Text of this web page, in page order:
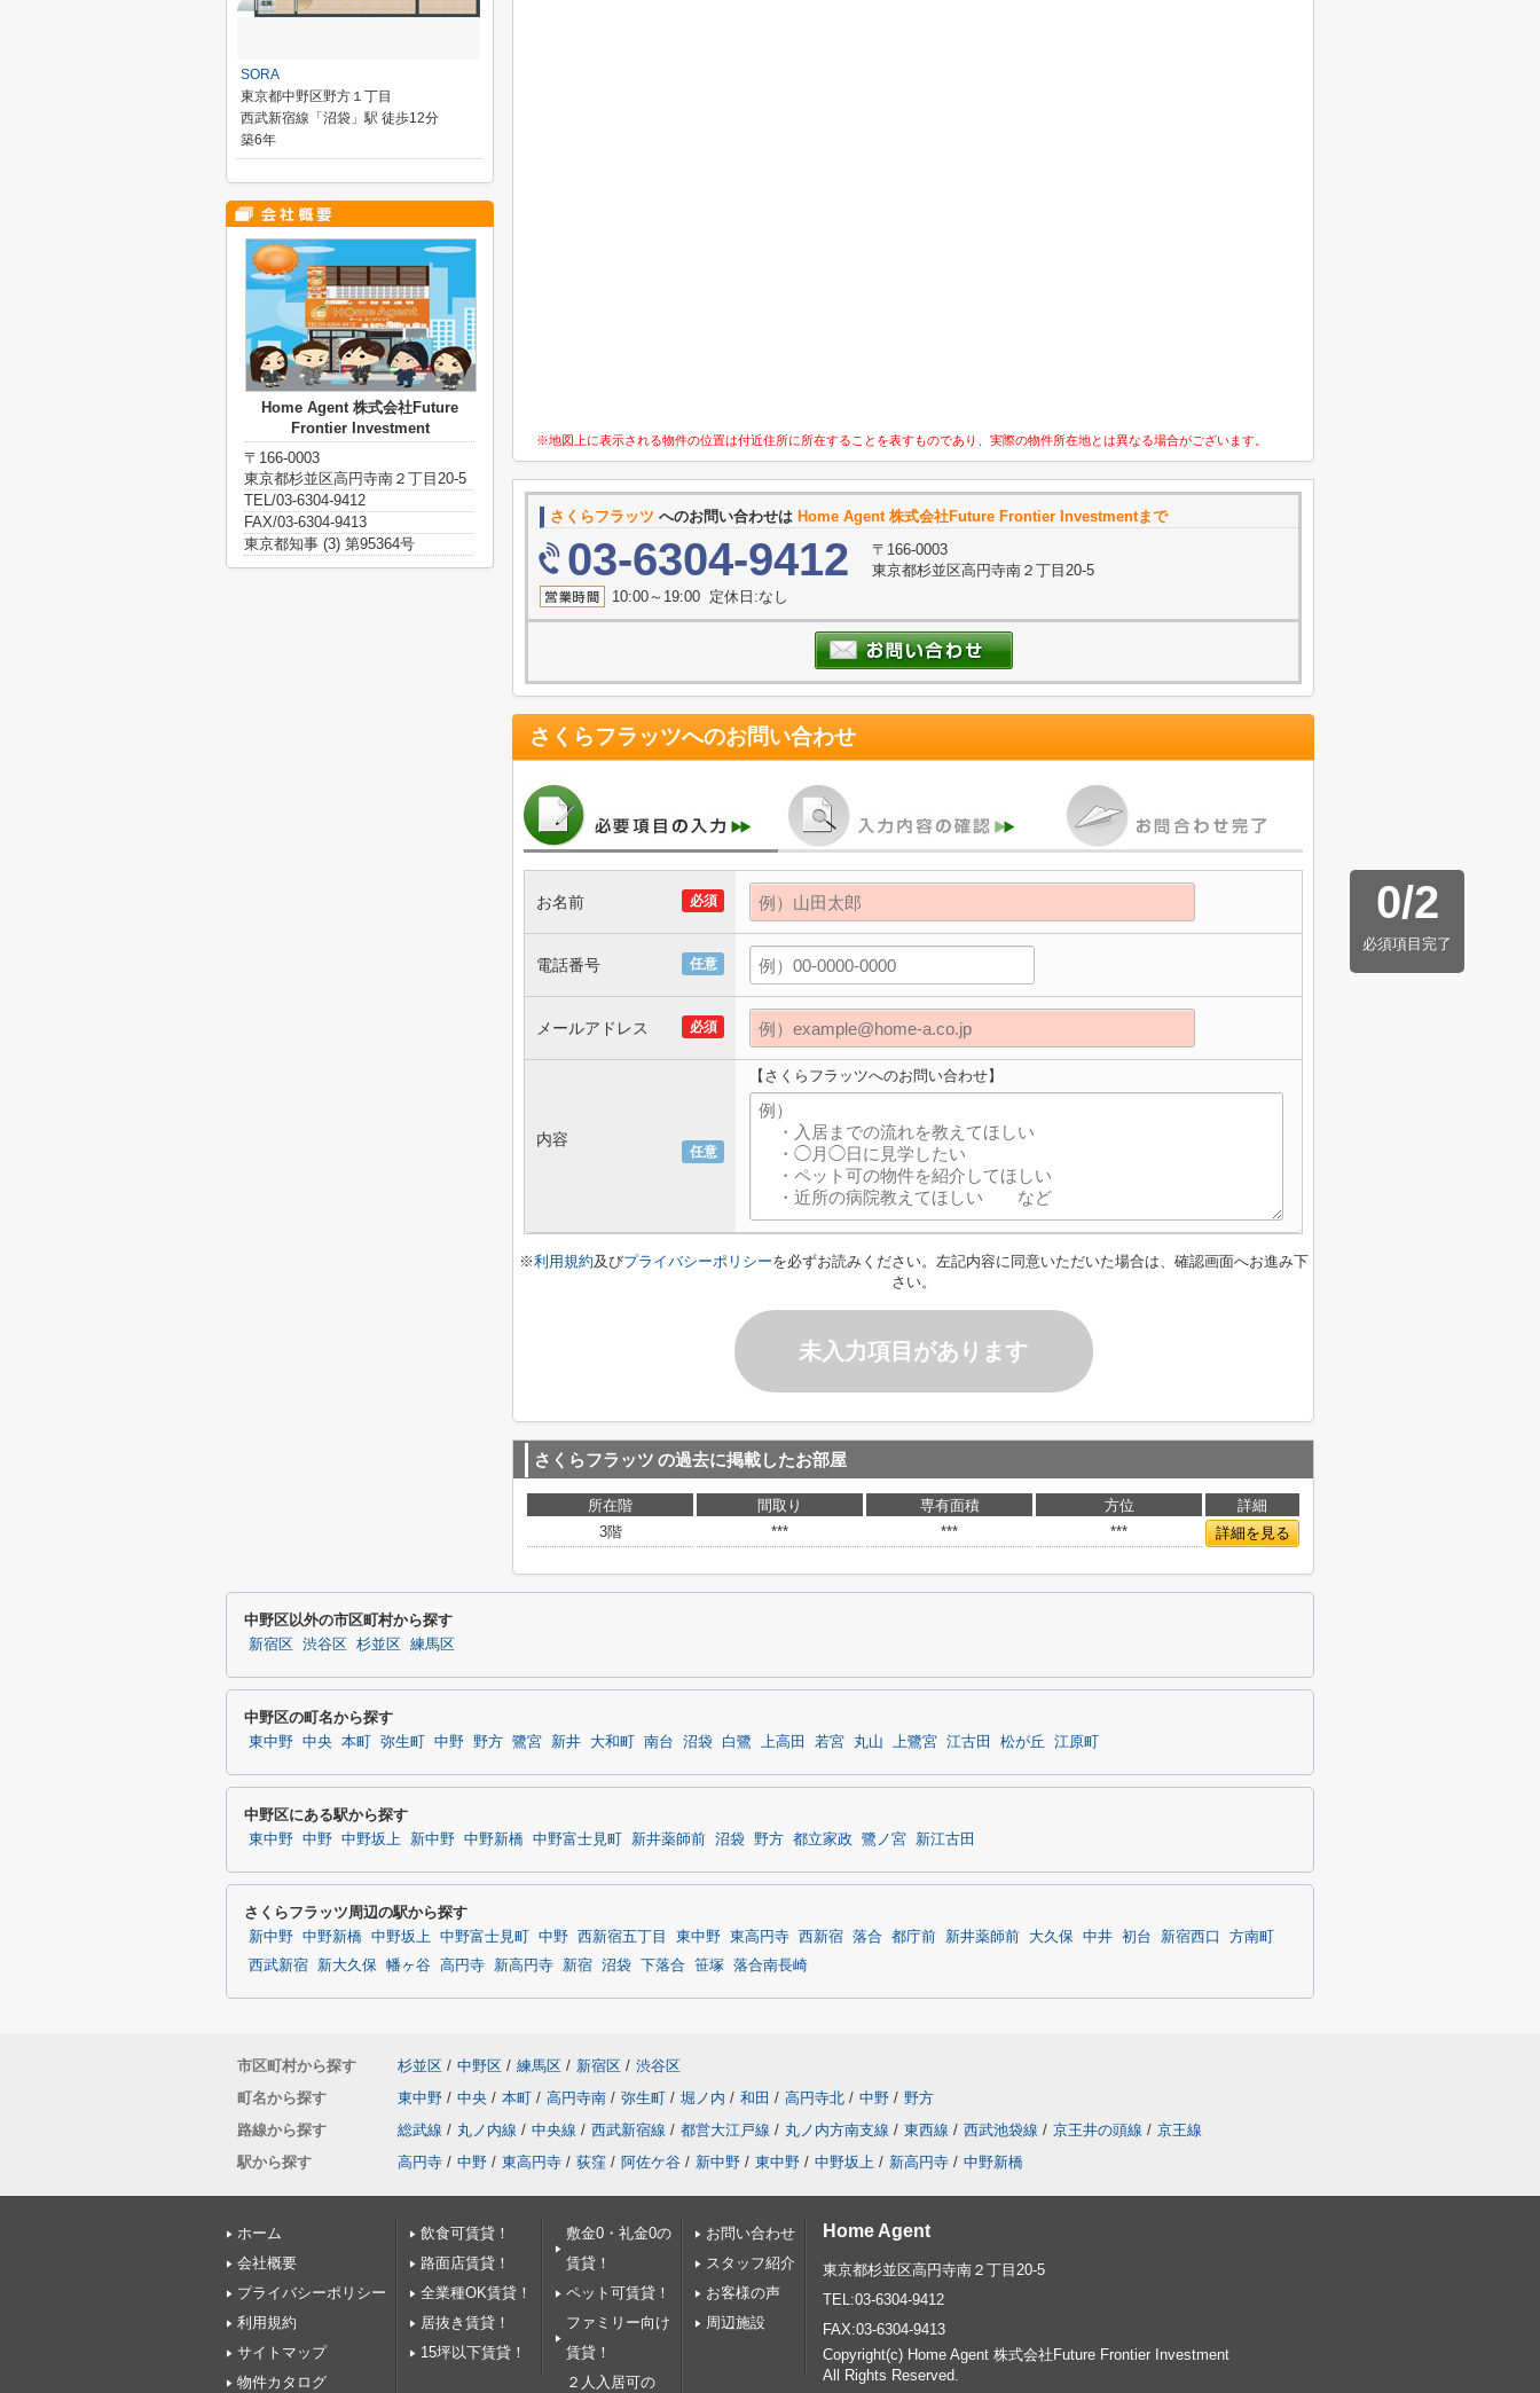
※地図上に表示される物件の位置は付近住所に所在することを表すものであり、実際の物件所在地とは異なる場合がございます。
さくらフラッツ へのお問い合わせは Home Agent 株式会社Future Frontier Investmentまで
03-6304-9412
〒166-0003
東京都杉並区高円寺南２丁目20-5
10:00～19:00 定休日:なし
さくらフラッツへのお問い合わせ
0/2
必須項目完了
必須
お名前
任意
電話番号
必須
メールアドレス
任意
内容
【さくらフラッツへのお問い合わせ】
※利用規約及びプライバシーポリシーを必ずお読みください。左記内容に同意いただいた場合は、確認画面へお進み下
さい。
未入力項目があります
さくらフラッツ の過去に掲載したお部屋
所在階 間取り 専有面積 方位
詳細
3階
*** *** *** 詳細を見る
SORA
東京都中野区野方１丁目
西武新宿線「沼袋」駅 徒歩12分
築6年
Home Agent 株式会社Future
Frontier Investment
〒166-0003
東京都杉並区高円寺南２丁目20-5
TEL/03-6304-9412
FAX/03-6304-9413
東京都知事 (3) 第95364号
中野区以外の市区町村から探す
新宿区 渋谷区 杉並区 練馬区
中野区の町名から探す
東中野 中央 本町 弥生町 中野 野方 鷺宮 新井 大和町 南台 沼袋 白鷺 上高田 若宮 丸山 上鷺宮 江古田 松が丘 江原町
中野区にある駅から探す
東中野 中野 中野坂上 新中野 中野新橋 中野富士見町 新井薬師前 沼袋 野方 都立家政 鷺ノ宮 新江古田
さくらフラッツ周辺の駅から探す
新中野 中野新橋 中野坂上 中野富士見町 中野 西新宿五丁目 東中野 東高円寺 西新宿 落合 都庁前 新井薬師前 大久保 中井 初台 新宿西口
方南町
西武新宿
新大久保 幡ヶ谷 高円寺 新高円寺 新宿 沼袋 下落合 笹塚 落合南長崎
市区町村から探す 杉並区 / 中野区 / 練馬区 / 新宿区 / 渋谷区
町名から探す
東中野 / 中央 / 本町 / 高円寺南 / 弥生町 / 堀ノ内 / 和田 / 高円寺北 / 中野 / 野方
路線から探す
総武線 / 丸ノ内線 / 中央線 / 西武新宿線 / 都営大江戸線 / 丸ノ内方南支線 / 東西線 / 西武池袋線 / 京王井の頭線 / 京王線
駅から探す
高円寺 / 中野 / 東高円寺 / 荻窪 / 阿佐ケ谷 / 新中野 / 東中野 / 中野坂上 / 新高円寺 / 中野新橋
ホーム
会社概要
プライバシーポリシー
利用規約
サイトマップ
物件カタログ
飲食可賃貸！
路面店賃貸！
全業種OK賃貸！
居抜き賃貸！
15坪以下賃貸！
敷金0・礼金0の
賃貸！
ペット可賃貸！
ファミリー向け
賃貸！
２人入居可の
お問い合わせ
スタッフ紹介
お客様の声
周辺施設
Home Agent
東京都杉並区高円寺南２丁目20-5
TEL:03-6304-9412
FAX:03-6304-9413
Copyright(c) Home Agent 株式会社Future Frontier Investment
All Rights Reserved.